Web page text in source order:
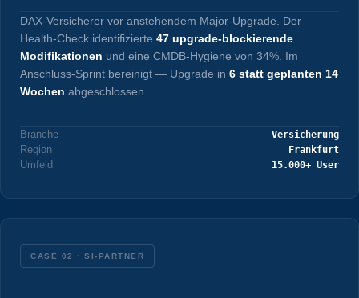
DAX-Versicherer vor anstehendem Major-Upgrade. Der
Health-Check identifizierte 47 upgrade-blockierende
Modifikationen und eine CMDB-Hygiene von 34%. Im
Anschluss-Sprint bereinigt — Upgrade in 6 statt geplanten 14
Wochen abgeschlossen.
Branche Versicherung
Region Frankfurt
Umfeld 15.000+ User
CASE 02 · SI-PARTNER